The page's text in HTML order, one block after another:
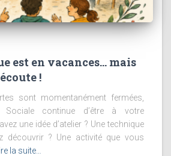
est en vacances… mais
!
sont momentanément fermées,
Sociale continue d’être à votre
une idée d’atelier ? Une technique
découvrir ? Une activité que vous
Lire la suite…